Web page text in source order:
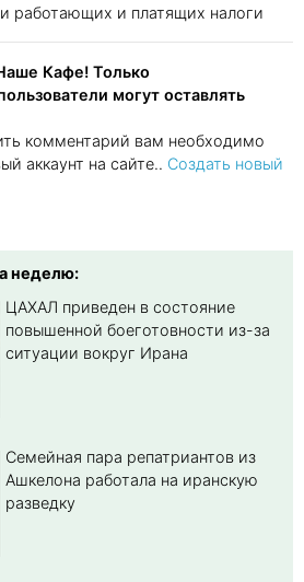
работающих и платящих налоги
Кафе! Только
могут оставлять
комментарий вам необходимо
аккаунт на сайте.. Создать новый
неделю:
ЦАХАЛ приведен в состояние
повышенной боеготовности из-за
ситуации вокруг Ирана
Семейная пара репатриантов из
Ашкелона работала на иранскую
разведку